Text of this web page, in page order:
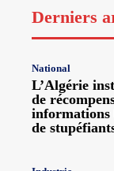
Derniers
National
L’Algérie
de
informations
de